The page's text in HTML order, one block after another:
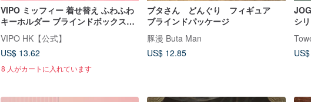
VIPO ミッフィー 着せ替え ふわふわ
キーホルダー ブラインドボックス
(ランダムパッケージ) MIF37560
VIPO HK【公式】
US$ 13.62
8 人がカートに入れています
ブタさん どんぐり フィギュア
ブラインドパッケージ
豚漫 Buta Man
US$ 12.85
シ
種